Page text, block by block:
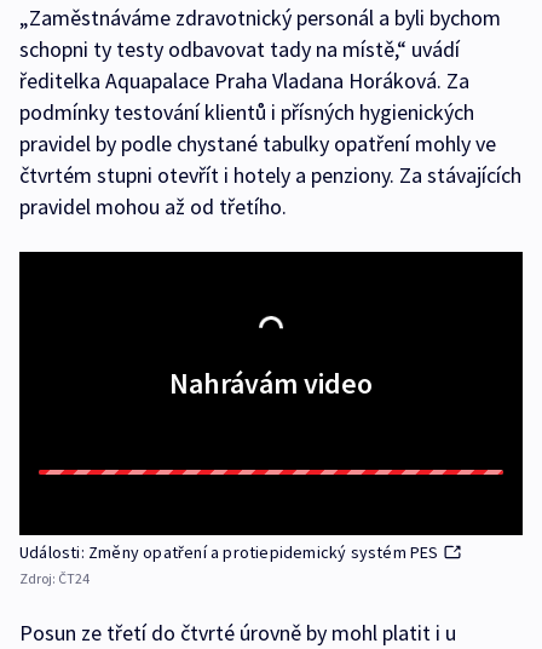
„Zaměstnáváme zdravotnický personál a byli bychom
schopni ty testy odbavovat tady na místě,“ uvádí
ředitelka Aquapalace Praha Vladana Horáková. Za
podmínky testování klientů i přísných hygienických
pravidel by podle chystané tabulky opatření mohly ve
čtvrtém stupni otevřít i hotely a penziony. Za stávajících
pravidel mohou až od třetího.
Nahrávám video
Události: Změny opatření a protiepidemický systém PES
Zdroj: ČT24
Posun ze třetí do čtvrté úrovně by mohl platit i u